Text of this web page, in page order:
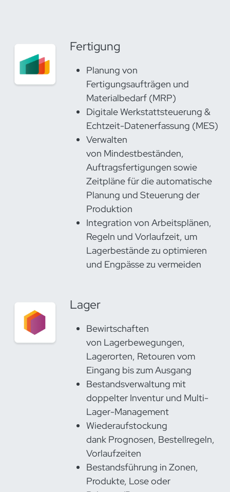
Fertigung
Planung von
Fertigungsaufträgen und
Materialbedarf (MRP)
Digitale Werkstattsteuerung &
Echtzeit-Datenerfassung (MES)
Verwalten
von Mindestbeständen,
Auftragsfertigungen sowie
Zeitpläne für die automatische
Planung und Steuerung der
Produktion
Integration von Arbeitsplänen,
Regeln und Vorlaufzeit, um
Lagerbestände zu optimieren
und Engpässe zu vermeiden
Lager
Bewirtschaften
von Lagerbewegungen,
Lagerorten, Retouren vom
Eingang bis zum Ausgang
Bestandsverwaltung mit
doppelter Inventur und Multi-
Lager-Management
Wiederaufstockung
dank Prognosen, Bestellregeln,
Vorlaufzeiten
Bestandsführung in Zonen,
Produkte, Lose oder